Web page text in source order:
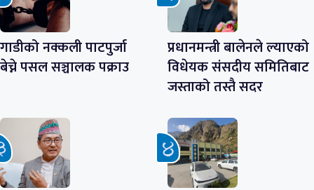
गाडीको नक्कली पाटपुर्जा
बेच्ने पसल सञ्चालक पक्राउ
प्रधानमन्त्री बालेनले ल्याएको
विधेयक संसदीय समितिबाट
जस्ताको तस्तै सदर